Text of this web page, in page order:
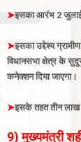
➤इसका आरंभ 2
➤इसका उद्देश्य
विधानसभा क्षेत्र के
कनेक्शन दिया जाएगा।
➤इसके तहत तीन लाख
9)मुख्यमंत्री